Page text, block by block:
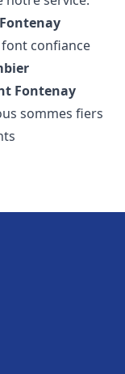
Fontenay
confiance
Fontenay
sommes fiers